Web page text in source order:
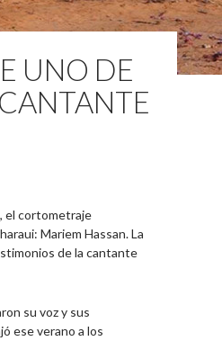
UNO DE
, el cortometraje
Mariem Hassan. La
de la cantante
su voz y sus
ese verano a los